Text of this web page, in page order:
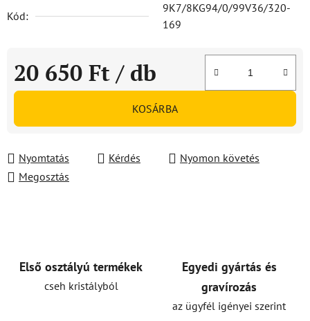
Kód:
9K7/8KG94/0/99V36/320-
169
20 650 Ft / db
Egységár:
KOSÁRBA
Nyomtatás Kérdés
Nyomon követés
Megosztás
Első osztályú termékek
cseh kristályból
Egyedi gyártás és
gravírozás
az ügyfél igényei szerint